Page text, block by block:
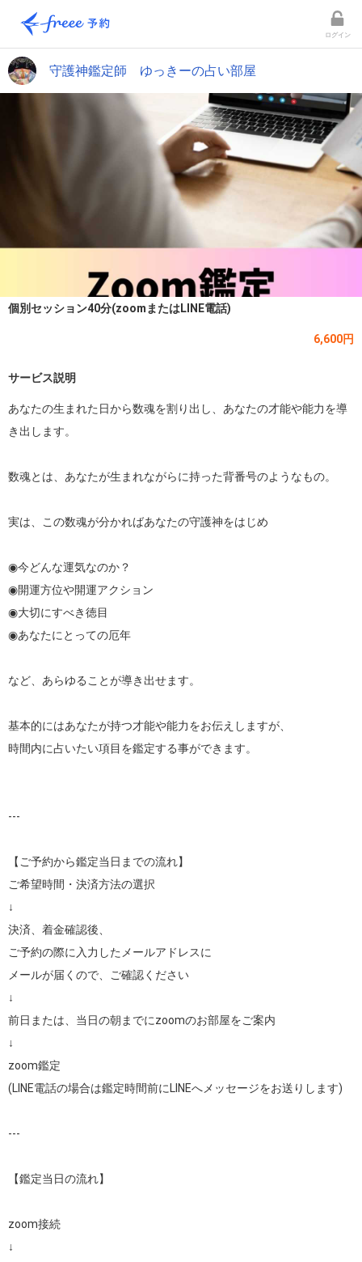
ログイン
守護神鑑定師 ゆっきーの占い部屋
個別セッション40分(zoomまたはLINE電話)
6,600円
サービス説明
あなたの生まれた日から数魂を割り出し、あなたの才能や能力を導
き出します。
数魂とは、あなたが生まれながらに持った背番号のようなもの。
実は、この数魂が分かればあなたの守護神をはじめ
◉今どんな運気なのか？
◉開運方位や開運アクション
◉大切にすべき徳目
◉あなたにとっての厄年
など、あらゆることが導き出せます。
基本的にはあなたが持つ才能や能力をお伝えしますが、
時間内に占いたい項目を鑑定する事ができます。
---
【ご予約から鑑定当日までの流れ】
ご希望時間・決済方法の選択
↓
決済、着金確認後、
ご予約の際に入力したメールアドレスに
メールが届くので、ご確認ください
↓
前日または、当日の朝までにzoomのお部屋をご案内
↓
zoom鑑定
(LINE電話の場合は鑑定時間前にLINEへメッセージをお送りします)
---
【鑑定当日の流れ】
zoom接続
↓